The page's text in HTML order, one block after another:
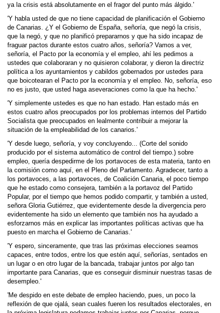
ya la crisis está absolutamente en el fragor del punto más álgido.'
'Y habla usted de que no tiene capacidad de planificación el Gobierno
de Canarias. ¿Y el Gobierno de España, señoría, que negó la crisis,
que la negó, y que no planificó prepararnos y que ha sido incapaz de
fraguar pactos durante estos cuatro años, señoría? Vamos a ver,
señoría, el Pacto por la economía y el empleo, ahí les pedimos a
ustedes que colaboraran y no quisieron colaborar, y dieron la directriz
política a los ayuntamientos y cabildos gobernados por ustedes para
que boicotearan el Pacto por la economía y el empleo. No, señoría, eso
no es justo, que usted haga aseveraciones como la que ha hecho.'
'Y simplemente ustedes es que no han estado. Han estado más en
estos cuatro años preocupados por los problemas internos del Partido
Socialista que preocupados en lealmente contribuir a mejorar la
situación de la empleabilidad de los canarios.'
'Y desde luego, señoría, y voy concluyendo... (Corte del sonido
producido por el sistema automático de control del tiempo.) sobre
empleo, quería despedirme de los portavoces de esta materia, tanto en
la comisión como aquí, en el Pleno del Parlamento. Agradecer, tanto a
los portavoces, a las portavoces, de Coalición Canaria, el poco tiempo
que he estado como consejera, también a la portavoz del Partido
Popular, por el tiempo que hemos podido compartir, y también a usted,
señora Gloria Gutiérrez, que evidentemente desde la divergencia pero
evidentemente ha sido un elemento que también nos ha ayudado a
esforzarnos más en explicar las importantes políticas activas que ha
puesto en marcha el Gobierno de Canarias.'
'Y espero, sinceramente, que tras las próximas elecciones seamos
capaces, entre todos, entre los que estén aquí, señorías, sentados en
un lugar o en otro lugar de la bancada, trabajar juntos por algo tan
importante para Canarias, que es conseguir disminuir nuestras tasas de
desempleo.'
'Me despido en este debate de empleo haciendo, pues, un poco la
reflexión de que ojalá, sean cuales fueren los resultados electorales, en